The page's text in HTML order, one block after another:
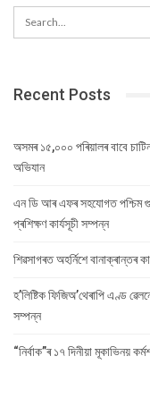
Recent Posts
অসমৰ ১৫,০০০ পৰিয়ালৰ বাবে
অভিযান
এন ডি আৰ এফৰ সহযোগত পশ্চিম
প্ৰশিক্ষণ কাৰ্যসূচী সম্পন্ন
শিৱসাগৰত অহৰ্নিশে বানাক্ৰান্তৰ
হ’লিষ্টিক ফিজিঅ’থেৰাপি এণ্ড
সম্পন্ন
“নিৰ্বাক”ৰ ১৭ দিনীয়া মূকাভিনয়